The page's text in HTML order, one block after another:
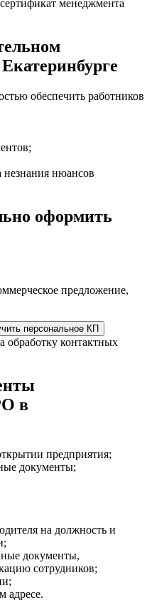
менеджмента
обеспечить работников
незнания нюансов
оформить
предложение,
персональное КП
обработку контактных
в
предприятия;
документы;
на должность и
документы,
сотрудников;
адресе.